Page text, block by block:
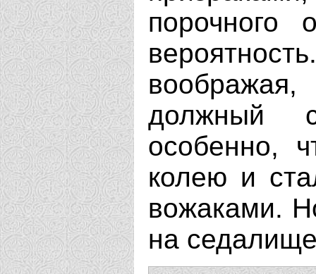
порочного
должный
особенно,
колею и
вожаками.
на